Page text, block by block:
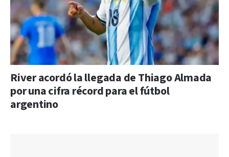
River acordó la llegada de Thiago Almada
por una cifra récord para el fútbol
argentino